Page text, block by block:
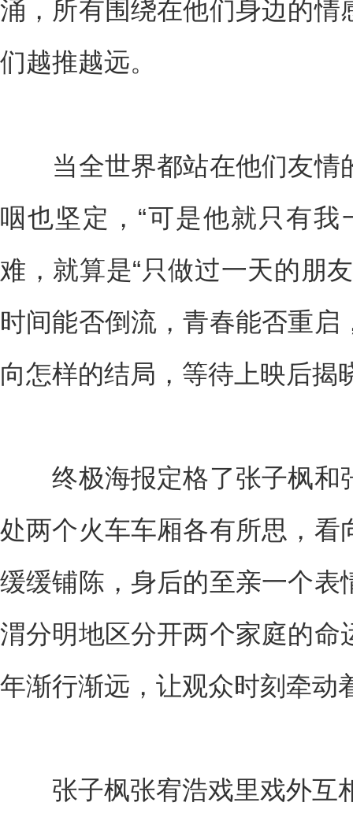
涌，所有围绕在他们身边的情
们越推越远。
当全世界都站在他们友情
咽也坚定，“可是他就只有
难，就算是“只做过一天的朋
时间能否倒流，青春能否重
向怎样的结局，等待上映后揭
终极海报定格了张子枫和
处两个火车车厢各有所思，看
缓缓铺陈，身后的至亲一个表
渭分明地区分开两个家庭的命
年渐行渐远，让观众时刻牵动
张子枫张宥浩戏里戏外互